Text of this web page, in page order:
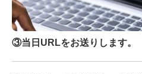
③当日URLをお送りします。